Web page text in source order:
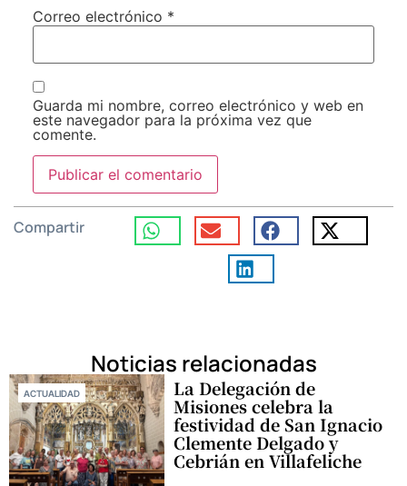
Correo electrónico *
Guarda mi nombre, correo electrónico y web en
este navegador para la próxima vez que
comente.
Compartir
Noticias relacionadas
ACTUALIDAD La Delegación de
Misiones celebra la
festividad de San Ignacio
Clemente Delgado y
Cebrián en Villafeliche